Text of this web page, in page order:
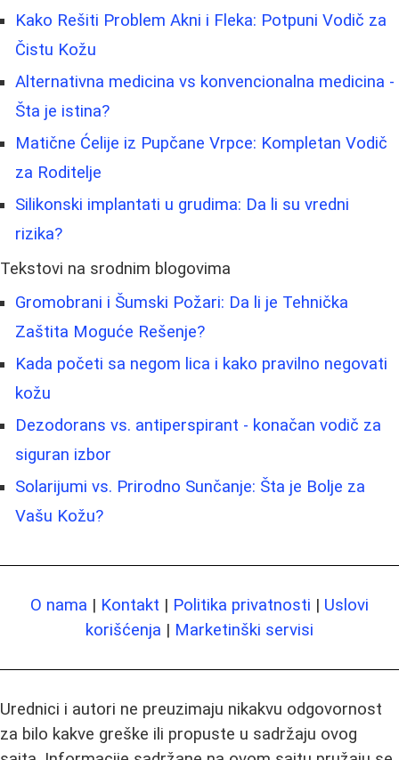
Kako Rešiti Problem Akni i Fleka: Potpuni Vodič za
Čistu Kožu
Alternativna medicina vs konvencionalna medicina -
Šta je istina?
Matične Ćelije iz Pupčane Vrpce: Kompletan Vodič
za Roditelje
Silikonski implantati u grudima: Da li su vredni
rizika?
Tekstovi na srodnim blogovima
Gromobrani i Šumski Požari: Da li je Tehnička
Zaštita Moguće Rešenje?
Kada početi sa negom lica i kako pravilno negovati
kožu
Dezodorans vs. antiperspirant - konačan vodič za
siguran izbor
Solarijumi vs. Prirodno Sunčanje: Šta je Bolje za
Vašu Kožu?
O nama | Kontakt | Politika privatnosti | Uslovi
korišćenja | Marketinški servisi
Urednici i autori ne preuzimaju nikakvu odgovornost
za bilo kakve greške ili propuste u sadržaju ovog